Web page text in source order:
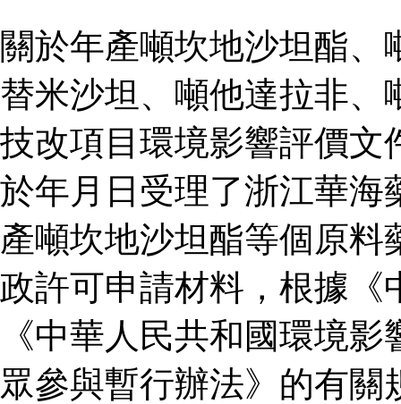
關於年產噸坎地沙坦酯
替米沙坦、噸他達拉非
技改項目環境影響評價文
於年月日受理了浙江華海
產噸坎地沙坦酯等個原
政許可申請材料，根據《
《中華人民共和國環境
眾參與暫行辦法》的有